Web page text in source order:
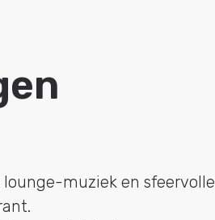
muziek en sfeervolle